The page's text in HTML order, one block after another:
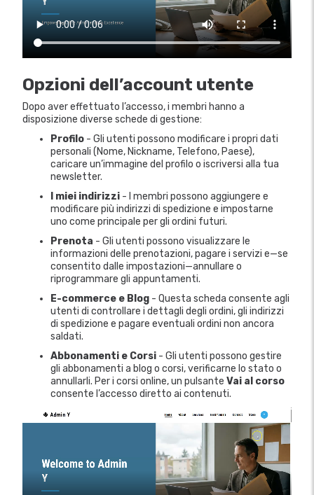
Opzioni dell’account utente
Dopo aver effettuato l’accesso, i membri hanno a
disposizione diverse schede di gestione:
Profilo - Gli utenti possono modificare i propri dati
personali (Nome, Nickname, Telefono, Paese),
caricare un’immagine del profilo o iscriversi alla tua
newsletter.
I miei indirizzi - I membri possono aggiungere e
modificare più indirizzi di spedizione e impostarne
uno come principale per gli ordini futuri.
Prenota - Gli utenti possono visualizzare le
informazioni delle prenotazioni, pagare i servizi e—se
consentito dalle impostazioni—annullare o
riprogrammare gli appuntamenti.
E-commerce e Blog - Questa scheda consente agli
utenti di controllare i dettagli degli ordini, gli indirizzi
di spedizione e pagare eventuali ordini non ancora
saldati.
Abbonamenti e Corsi - Gli utenti possono gestire
gli abbonamenti a blog o corsi, verificarne lo stato o
annullarli. Per i corsi online, un pulsante Vai al corso
consente l’accesso diretto ai contenuti.